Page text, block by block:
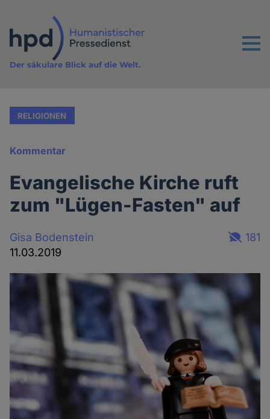
Inhalt
Menu
Der säkulare Blick auf die Welt.
RELIGIONEN
Kommentar
Evangelische Kirche ruft
zum "Lügen-Fasten" auf
Gisa Bodenstein
11.03.2019
181